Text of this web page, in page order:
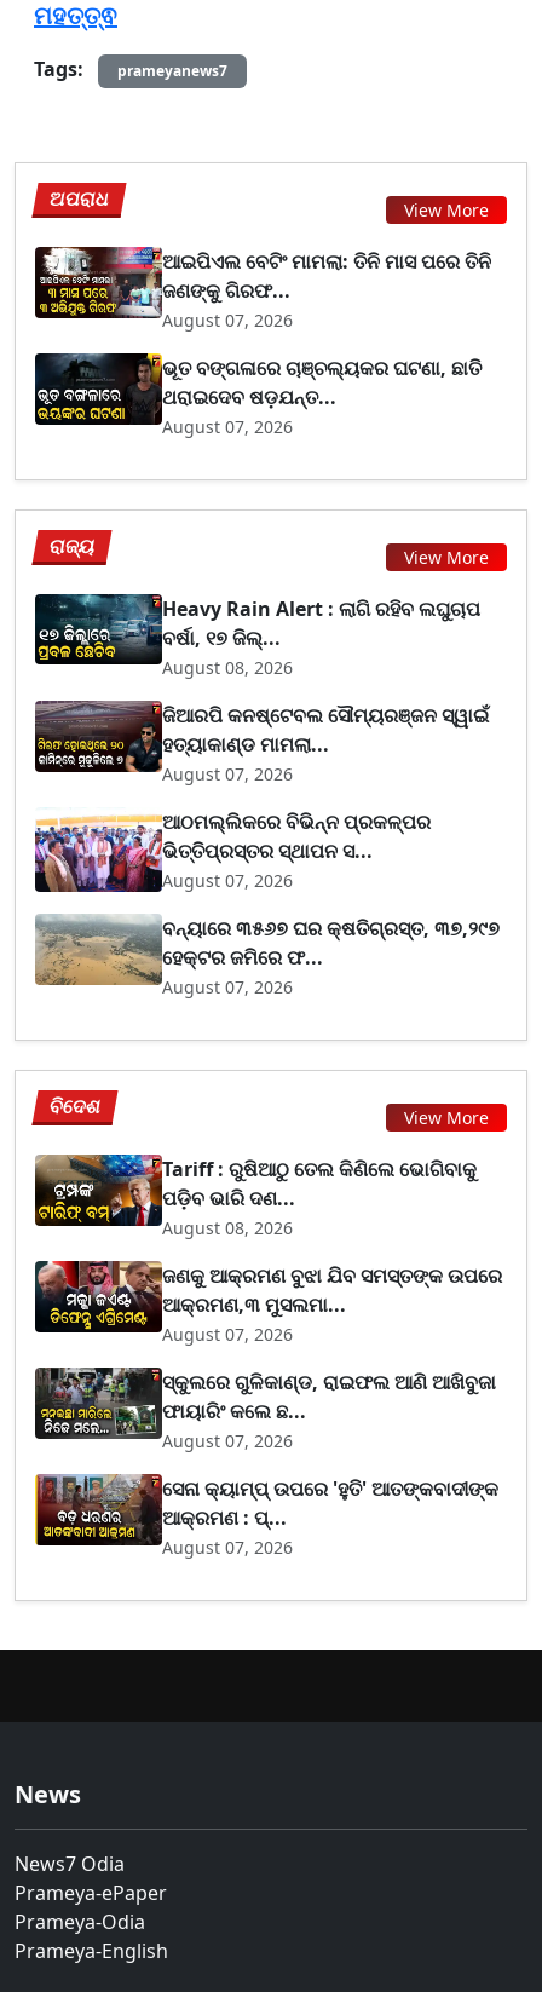
ମହତ୍ତ୍ଵ
Tags:
prameyanews7
ଅପରାଧ View More
ଆଇପିଏଲ ବେଟିଂ ମାମଲା: ତିନି ମାସ ପରେ ତିନି
ଜଣଙ୍କୁ ଗିରଫ...
August 07, 2026
ଭୂତ ବଙ୍ଗଳାରେ ଚାଞ୍ଚଲ୍ୟକର ଘଟଣା, ଛାତି
ଥରାଇଦେବ ଷଡ଼ଯନ୍ତ...
August 07, 2026
ରାଜ୍ୟ View More
Heavy Rain Alert : ଲାଗି ରହିବ ଲଘୁଚାପ
ବର୍ଷା, ୧୭ ଜିଲ୍...
August 08, 2026
ଜିଆରପି କନଷ୍ଟେବଲ ସୌମ୍ୟରଞ୍ଜନ ସ୍ୱାଇଁ
ହତ୍ୟାକାଣ୍ଡ ମାମଲା...
August 07, 2026
ଆଠମଲ୍ଲିକରେ ବିଭିନ୍ନ ପ୍ରକଳ୍ପର
ଭିତ୍ତିପ୍ରସ୍ତର ସ୍ଥାପନ ସ...
August 07, 2026
ବନ୍ୟାରେ ୩୫୬୭ ଘର କ୍ଷତିଗ୍ରସ୍ତ, ୩୭,୨୯୭
ହେକ୍ଟର ଜମିରେ ଫ...
August 07, 2026
ବିଦେଶ View More
Tariff : ରୁଷିଆଠୁ ତେଲ କିଣିଲେ ଭୋଗିବାକୁ
ପଡ଼ିବ ଭାରି ଦଣ...
August 08, 2026
ଜଣକୁ ଆକ୍ରମଣ ବୁଝା ଯିବ ସମସ୍ତଙ୍କ ଉପରେ
ଆକ୍ରମଣ,୩ ମୁସଲମା...
August 07, 2026
ସ୍କୁଲରେ ଗୁଳିକାଣ୍ଡ, ରାଇଫଲ ଆଣି ଆଖିବୁଜା
ଫାୟାରିଂ କଲେ ଛ...
August 07, 2026
ସେନା କ୍ୟାମ୍ପ୍ ଉପରେ 'ହୁତି' ଆତଙ୍କବାଦୀଙ୍କ
ଆକ୍ରମଣ : ପ୍...
August 07, 2026
News
News7 Odia
Prameya-ePaper
Prameya-Odia
Prameya-English